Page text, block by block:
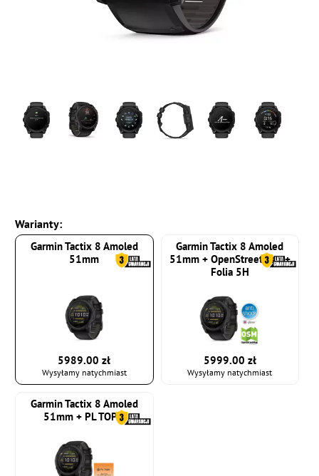
Warianty:
Garmin Tactix 8 Amoled
51mm
5989.00 zł
Wysyłamy natychmiast
Garmin Tactix 8 Amoled
51mm + OpenStreetMap +
Folia 5H
5999.00 zł
Wysyłamy natychmiast
Garmin Tactix 8 Amoled
51mm + PL TOPO